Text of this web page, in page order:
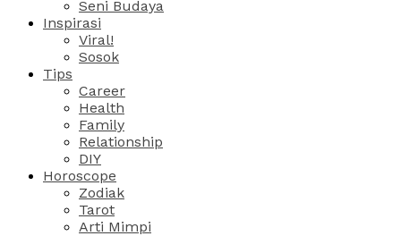
Seni Budaya
Inspirasi
Viral!
Sosok
Tips
Career
Health
Family
Relationship
DIY
Horoscope
Zodiak
Tarot
Arti Mimpi